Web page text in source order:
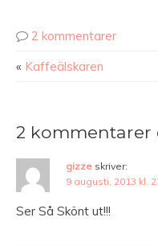
2 kommentarer
« Kaffeälskaren
2 kommentarer
gizze skriver:
9 augusti, 2013 kl.
Ser Så Skönt ut!!!